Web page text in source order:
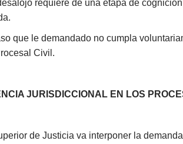
requiere de una etapa de
que le demandado no cumpla
Civil.
JURISDICCIONAL EN LOS
de Justicia va interponer la